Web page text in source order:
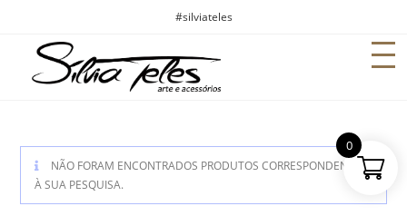
#silviateles
NÃO FORAM ENCONTRADOS PRODUTOS CORRESPONDENTES
À SUA PESQUISA.
0